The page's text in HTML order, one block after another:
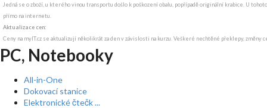
Jedná se o zboží, u kterého vinou transportu došlo k poškození obalu, popřípadě originální krabice. U
přímo na internetu.
Aktualizace cen:
Ceny na myIT.cz se aktualizují několikrát za den v závislosti na kurzu. Veškeré nechtěné překlepy, změny
PC, Notebooky
All-in-One
Dokovací stanice
Elektronické čtečk ...